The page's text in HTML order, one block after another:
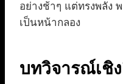
อย่างช้าๆ แต่ทรงพลัง
เป็นหน้ากลอง
บทวิจารณ์เชิ